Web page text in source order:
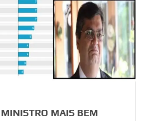
MAIS BEM